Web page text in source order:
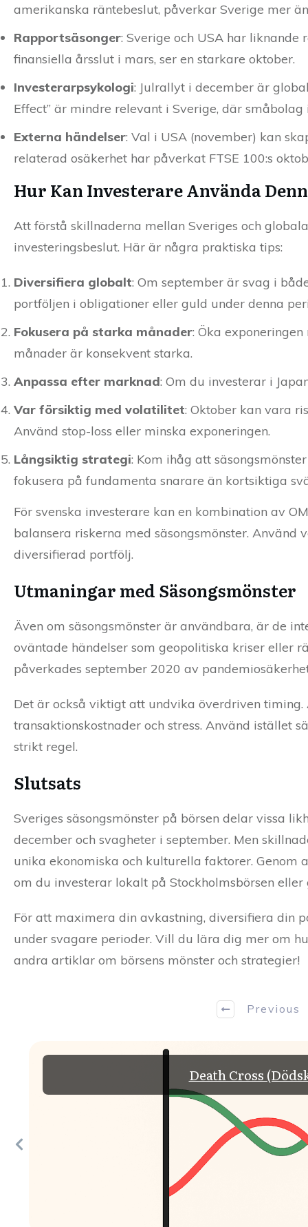
amerikanska räntebeslut, påverkar Sverige mer
Rapportsäsonger: Sverige och USA har liknande
finansiella årsslut i mars, ser en starkare oktober.
Investerarpsykologi: Julrallyt i december är
Effect” är mindre relevant i Sverige, där
Externa händelser: Val i USA (november) kan
relaterad osäkerhet har påverkat FTSE 100:s
Hur Kan Investerare Använda
Att förstå skillnaderna mellan Sveriges och
investeringsbeslut. Här är några praktiska tips:
Diversifiera globalt: Om september är svag i
portföljen i obligationer eller guld under denna
Fokusera på starka månader: Öka
månader är konsekvent starka.
Anpassa efter marknad: Om du investerar i
Var försiktig med volatilitet: Oktober kan vara
Använd stop-loss eller minska exponeringen.
Långsiktig strategi: Kom ihåg att
fokusera på fundamenta snarare än kortsiktiga
För svenska investerare kan en kombination av
balansera riskerna med säsongsmönster. Använd
diversifierad portfölj.
Utmaningar med Säsongsmönster
Även om säsongsmönster är användbara, är de
oväntade händelser som geopolitiska kriser eller
påverkades september 2020 av
Det är också viktigt att undvika överdriven
transaktionskostnader och stress. Använd istället
strikt regel.
Slutsats
Sveriges säsongsmönster på börsen delar vissa
december och svagheter i september. Men
unika ekonomiska och kulturella faktorer. Genom
om du investerar lokalt på Stockholmsbörsen eller
För att maximera din avkastning, diversifiera din
under svagare perioder. Vill du lära dig mer om
andra artiklar om börsens mönster och strategier!
Previous
Death Cross